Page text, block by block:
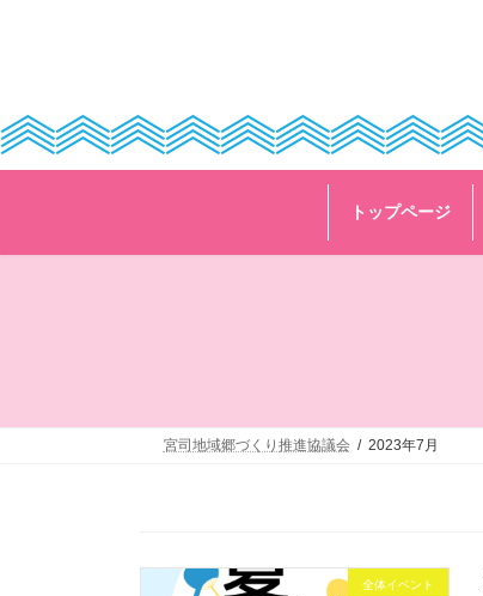
へ
ス
ョ
ン
トップページ
宮司地域郷づくり推進協議会 2023年7月
全体イベント